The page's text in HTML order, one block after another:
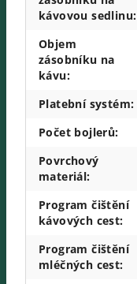
kávovou sedlinu:
Objem
zásobníku na
kávu:
Platební systém:
Počet bojlerů:
Povrchový
materiál:
Program čištění
kávových cest:
Program čištění
mléčných cest: